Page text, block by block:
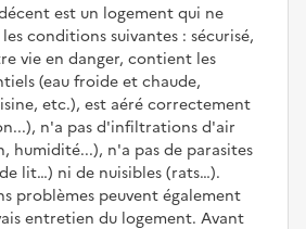
est un logement qui ne
conditions suivantes : sécurisé,
vie en danger, contient les
(eau froide et chaude,
etc.), est aéré correctement
n'a pas d'infiltrations d'air
humidité...), n'a pas de parasites
lit…) ni de nuisibles (rats…).
problèmes peuvent également
entretien du logement. Avant